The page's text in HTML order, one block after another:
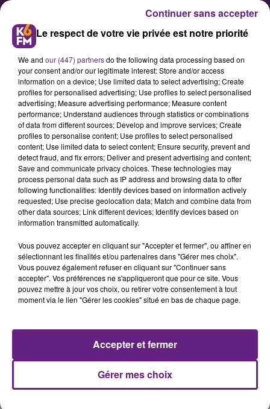
Orages : la Côte-d'Or en vigilance
jaune
Ce jeudi, MétéoFrance a placé la
Côte-d'Or en vigilance jaune pour
risques d'orages.
Publié : 3 août 2023 à 12h00 par Amelie Brenon
Le respect de votre vie privée est notre priorité
We and our (447) partnersdo the following data processing based on
your consent and/or our legitimate interest: Store and/or access
information on a device; Use limited data to select advertising; Create
profiles for personalised advertising; Use profiles to select personalised
advertising; Measure advertising performance; Measure content
performance; Understand audiences through statistics or combinations
of data from different sources; Develop and improve services; Create
profiles to personalise content; Use profiles to select personalised
content; Use limited data to select content; Ensure security, prevent and
detect fraud, and fix errors; Deliver and present advertising and content;
Save and communicate privacy choices. These technologies may
process personal data such as IP address and browsing data to offer
following functionalities: Identify devices based on information actively
requested; Use precise geolocation data; Match and combine data from
other data sources; Link different devices; Identify devices based on
information transmitted automatically.
Vous pouvez accepter en cliquant sur "Accepter et fermer", ou affiner en
sélectionnant les finalités et/ou partenaires dans "Gérer mes choix".
Vous pouvez également refuser en cliquant sur "Continuer sans
accepter". Vos préférences ne s'appliqueront que pour ce site. Vous
pouvez mettre à jour vos choix, ou retirer votre consentement à tout
moment via le lien "Gérer les cookies" situé en bas de chaque page.
Gérer mes choix
Accepter et fermer
Continuer sans accepter